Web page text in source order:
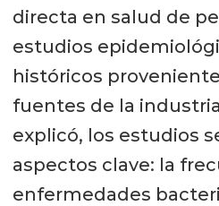
directa en salud de
estudios
históricos
fuentes de la
explicó, los estudios
aspectos clave: la
enfermedades